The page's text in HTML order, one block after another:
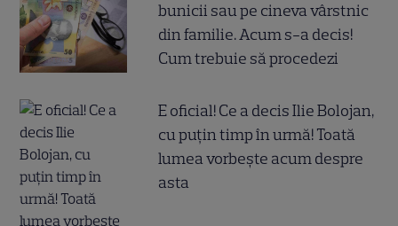
bunicii sau pe cineva vârstnic
din familie. Acum s-a decis!
Cum trebuie să procedezi
E oficial! Ce a decis Ilie Bolojan,
cu puțin timp în urmă! Toată
lumea vorbește acum despre
asta